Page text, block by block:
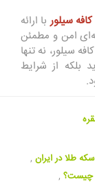
کافه سیلوربا ارائه
امن و مطمئن
سیلور، نه تنها
بلکه از شرایط
طلا در ایران ,
چیست؟ ,